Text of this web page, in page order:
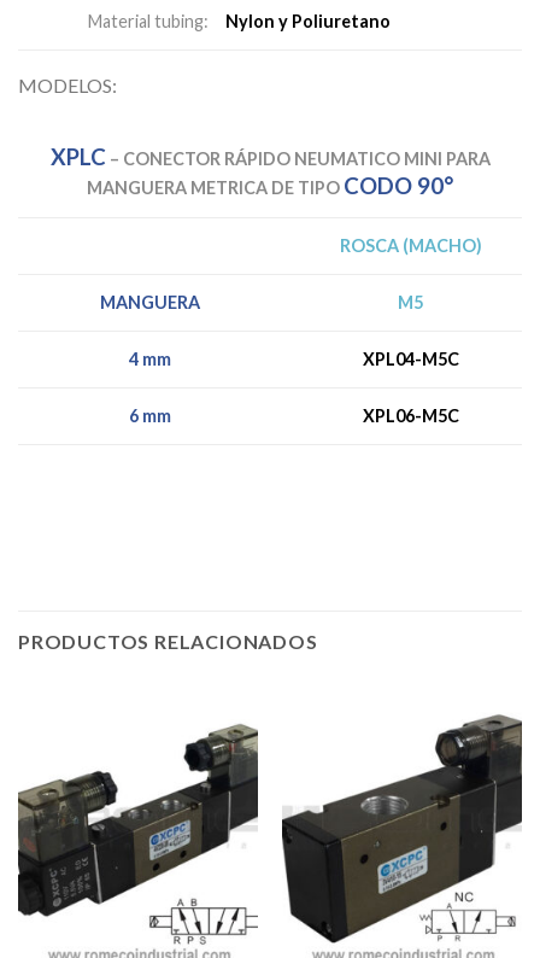
Material tubing: Nylon y Poliuretano
MODELOS:
XPLC – CONECTOR RÁPIDO NEUMATICO MINI PARA
MANGUERA METRICA DE TIPO CODO 90°
ROSCA (MACHO)
MANGUERA M5
4 mm XPL04-M5C
6 mm XPL06-M5C
PRODUCTOS RELACIONADOS